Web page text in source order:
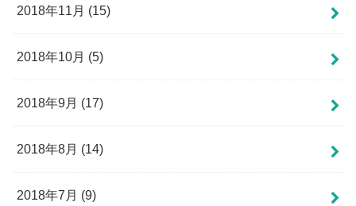
2018年11月 (15)
2018年10月 (5)
2018年9月 (17)
2018年8月 (14)
2018年7月 (9)